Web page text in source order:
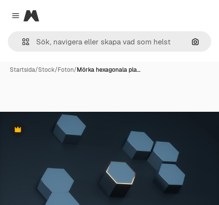
Close menu
Magnific
Sök
Startsida/Stock/Foton/Mörka hexagonala pla…
Premie